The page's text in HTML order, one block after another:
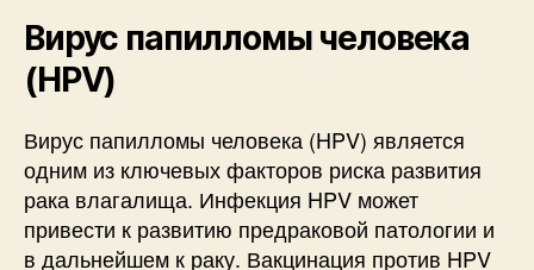
Вирус папилломы человека
(HPV)
Вирус папилломы человека (HPV) является
одним из ключевых факторов риска развития
рака влагалища. Инфекция HPV может
привести к развитию предраковой патологии и
в дальнейшем к раку. Вакцинация против HPV